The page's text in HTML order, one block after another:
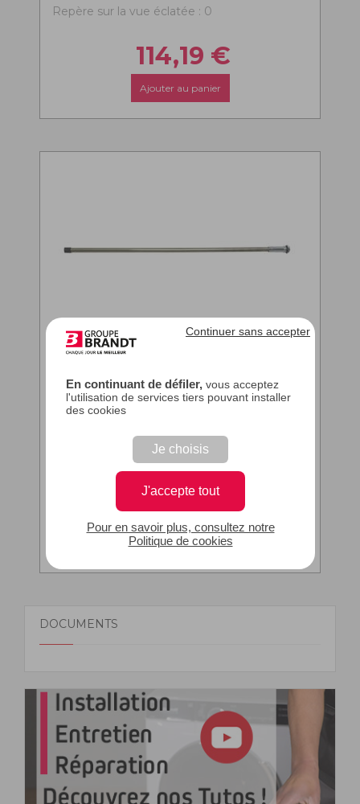
En continuant de défiler,vous acceptez
l'utilisation de services tiers pouvant installer
des cookies
Je choisis
J'accepte tout
Continuer sans accepter
Pour en savoir plus, consultez notre
Politique de cookies
Repère sur la vue éclatée : 0
114,19 €
Ajouter au panier
RF 500W
Pièce technique - Nous vous conseillons de faire
appel à l'un de nos techniciens
175,24€
Ajouter au panier
DOCUMENTS